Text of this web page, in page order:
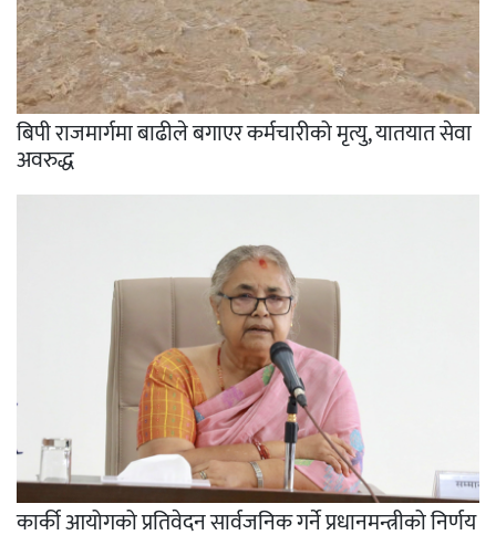
बिपी राजमार्गमा बाढीले बगाएर कर्मचारीको मृत्यु, यातयात सेवा
अवरुद्ध
कार्की आयोगको प्रतिवेदन सार्वजनिक गर्ने प्रधानमन्त्रीको निर्णय